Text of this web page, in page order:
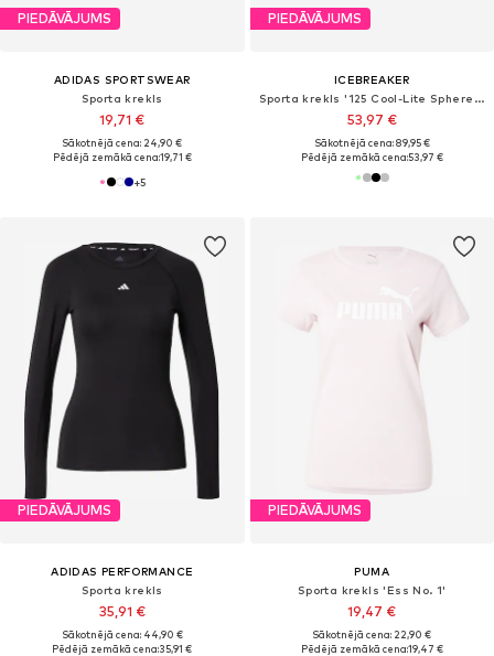
PIEDĀVĀJUMS
ADIDAS SPORTSWEAR
Sporta krekls
19,71 €
Sākotnējā cena: 24,90 €
Pēdējā zemākā cena:19,71 €
+5
PIEDĀVĀJUMS
ICEBREAKER
Sporta krekls '125 Cool-Lite Sphere III'
53,97 €
Sākotnējā cena: 89,95 €
Pēdējā zemākā cena:53,97 €
PIEDĀVĀJUMS
ADIDAS PERFORMANCE
Sporta krekls
35,91 €
Sākotnējā cena: 44,90 €
Pēdējā zemākā cena:35,91 €
PIEDĀVĀJUMS
PUMA
Sporta krekls 'Ess No. 1'
19,47 €
Sākotnējā cena: 22,90 €
Pēdējā zemākā cena:19,47 €